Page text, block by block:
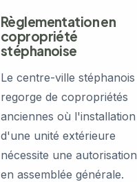
Règlementation en
copropriété
stéphanoise
Le centre-ville stéphanois
regorge de copropriétés
anciennes où l'installation
d'une unité extérieure
nécessite une autorisation
en assemblée générale.